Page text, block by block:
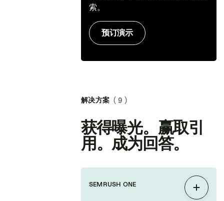
索。
预订演示
解决方案 ( 9 )
获得曝光。赢取引
用。成为回答。
SEMRUSH ONE
展开